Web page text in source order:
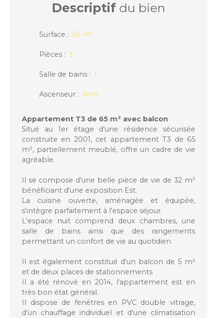
Descriptifdu bien
Surface : 65 m²
Pièces : 3
Salle de bains : 1
Ascenseur : Non
Appartement T3 de 65 m² avec balcon
Situé au 1er étage d'une résidence sécurisée
construite en 2001, cet appartement T3 de 65
m², partiellement meublé, offre un cadre de vie
agréable.
Il se compose d'une belle pièce de vie de 32 m²
bénéficiant d'une exposition Est.
La cuisine ouverte, aménagée et équipée,
s'intègre parfaitement à l'espace séjour.
L'espace nuit comprend deux chambres, une
salle de bains ainsi que des rangements
permettant un confort de vie au quotidien.
Il est également constitué d'un balcon de 5 m²
et de deux places de stationnements
Il a été rénové en 2014, l'appartement est en
très bon état général.
Il dispose de fenêtres en PVC double vitrage,
d'un chauffage individuel et d'une climatisation